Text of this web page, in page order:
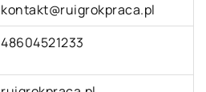
kontakt@ruigrokpraca.pl
48604521233